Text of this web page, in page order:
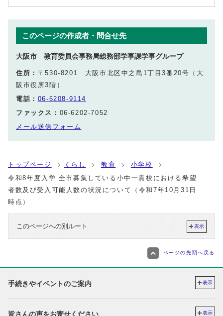
このページの作成者・問合せ先
大阪市 教育委員会事務局総務部学事課学事グループ
住所： 〒530-8201 大阪市北区中之島1丁目3番20号（大
阪市役所3階）
電話： 06-6208-9114
ファックス： 06-6202-7052
メール送信フォーム
トップページ くらし 教育
小学校
令和8年度入学 全市募集している小中一貫校における希望
者数及び受入可能人数の状況について（令和7年10月31日
時点）
このページへの別ルート 表示
ページの先頭へ戻る
手続きやイベントのご案内 表示
皆さんの声をお寄せください 表示